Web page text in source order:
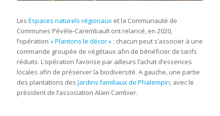
Les Espaces naturels régionauxet la Communauté de
Communes Pévèle-Carembault ont relancé, en 2020,
l’opération « Plantons le décor »: chacun peut s’associer à une
commande groupée de végétaux afin de bénéficier de tarifs
réduits. L’opération favorise par ailleurs l’achat d’essences
locales afin de préserver la biodiversité. A gauche, une partie
des plantations des Jardins familiaux de Phalempin, avec le
président de l’association Alain Cambier.